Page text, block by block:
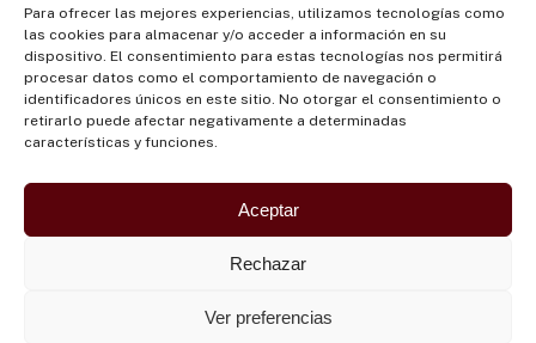
Para ofrecer las mejores experiencias, utilizamos tecnologías como
las cookies para almacenar y/o acceder a información en su
dispositivo. El consentimiento para estas tecnologías nos permitirá
procesar datos como el comportamiento de navegación o
identificadores únicos en este sitio. No otorgar el consentimiento o
retirarlo puede afectar negativamente a determinadas
características y funciones.
Aceptar
Rechazar
Ver preferencias
Economía Sostenible
Bosques y Biodiversidad
Institucionalidad
Participación
Pueblos Indígenas